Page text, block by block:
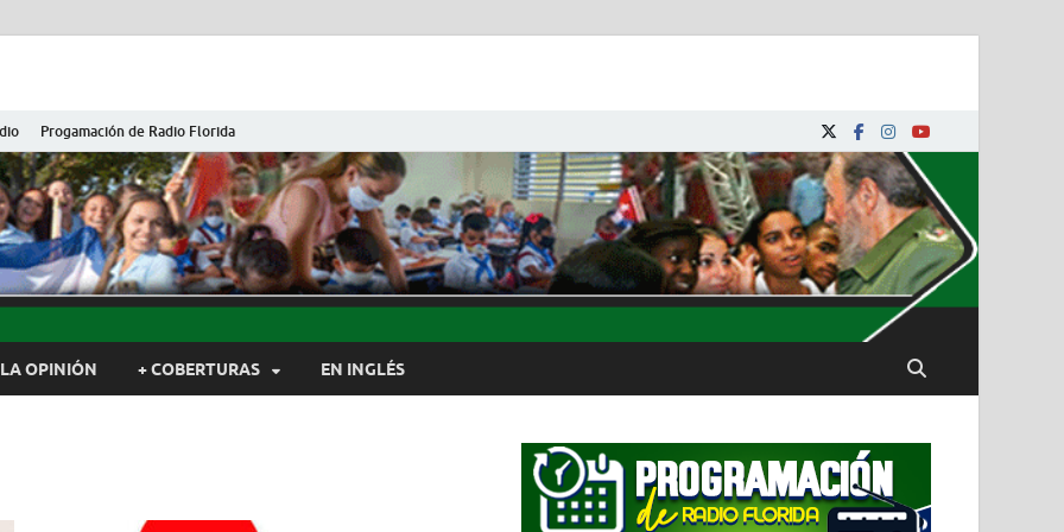
Progamación de Radio Florida
de Cuba
Camagüey, Cuba
LA OPINIÓN + COBERTURAS EN INGLÉS